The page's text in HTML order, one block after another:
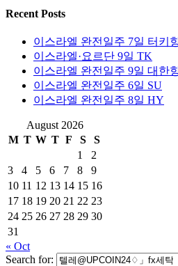
Recent Posts
이스라엘 완전일주 7일 터키
이스라엘·요르단 9일 TK
이스라엘 완전일주 9일 대한
이스라엘 완전일주 6일 SU
이스라엘 완전일주 8일 HY
August 2026
M T W T F S
S
1
2
3
4 5 6 7 8
9
10 11 12 13 14 15 16
17 18 19 20 21 22 23
24 25 26 27 28 29 30
31
« Oct
Search for: